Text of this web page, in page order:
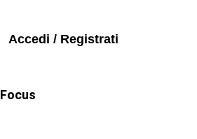
Accedi / Registrati
Focus
Politica